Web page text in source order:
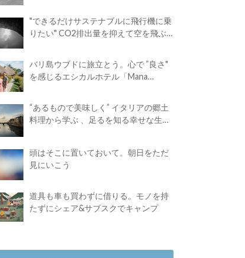
"できるだけサステナブルに飛行機に乗
りたい" CO2排出量を抑えて空を飛ぶ
バリ島ウブドに旅立とう。心で ”良さ"
を感じるエシカルホテル「Mana
“あるもので美味しく” イタリアの郷土
料理から学ぶ 、足るを知る幸せな生き
頭はそこに置いておいて。朝日をただ
見にいこう
道具も車も買わずに借りる。モノを持
たずにシェア&サブスクでキャンプ